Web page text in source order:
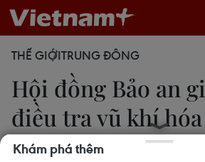
THẾ GIỚITRUNG ĐÔNG
Hội đồng Bảo an
điều tra vũ khí
Syria
Khám phá thêm